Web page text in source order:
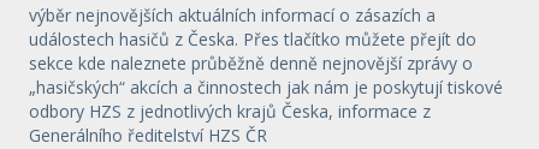
výběr nejnovějších aktuálních informací o zásazích a
událostech hasičů z Česka. Přes tlačítko můžete přejít do
sekce kde naleznete průběžně denně nejnovější zprávy o
„hasičských“ akcích a činnostech jak nám je poskytují tiskové
odbory HZS z jednotlivých krajů Česka, informace z
Generálního ředitelství HZS ČR